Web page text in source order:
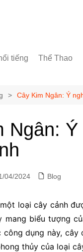
tiếng Thể Thao
Cây Kim Ngân: Ý
Ngân:
04/2024 Blog
loại cây cảnh
mang biểu tượng
dụng này, cây
thủy của loại